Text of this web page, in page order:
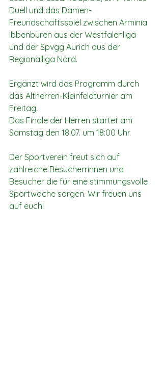
Duell und das Damen-
Freundschaftsspiel zwischen Arminia
Ibbenbüren aus der Westfalenliga
und der Spvgg Aurich aus der
Regionalliga Nord.
Ergänzt wird das Programm durch
das Altherren-Kleinfeldturnier am
Freitag.
Das Finale der Herren startet am
Samstag den 18.07. um 18:00 Uhr.
Der Sportverein freut sich auf
zahlreiche Besucherrinnen und
Besucher die für eine stimmungsvolle
Sportwoche sorgen. Wir freuen uns
auf euch!